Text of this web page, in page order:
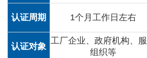
认证周期 1个月工作日左右
认证对象
工厂企业、政府机构、
组织等